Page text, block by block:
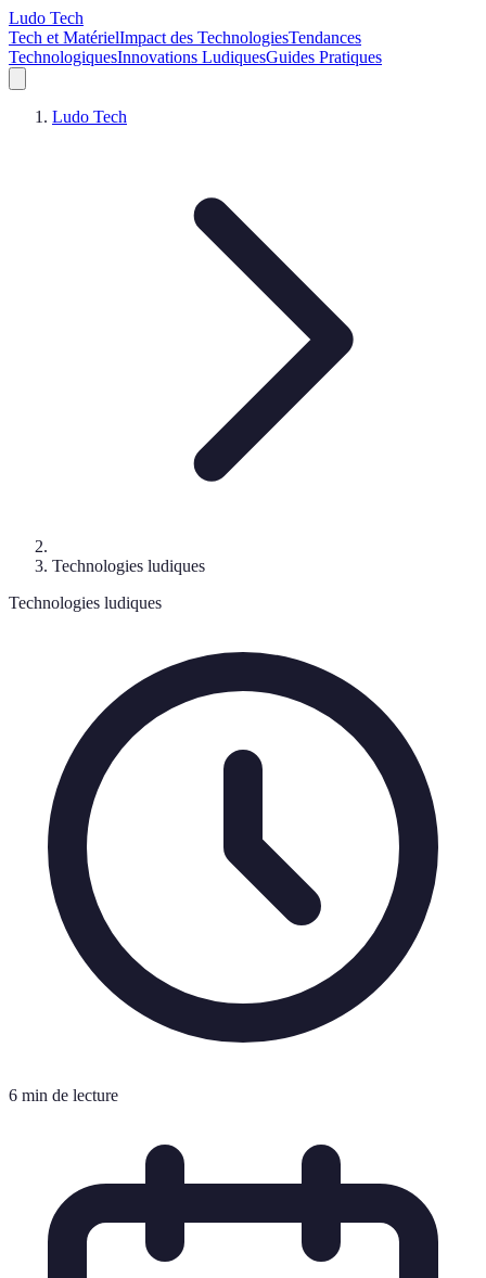
Ludo Tech
Tech et MatérielImpact des TechnologiesTendances
TechnologiquesInnovations LudiquesGuides Pratiques
Ludo Tech
Technologies ludiques
Technologies ludiques
6 min de lecture